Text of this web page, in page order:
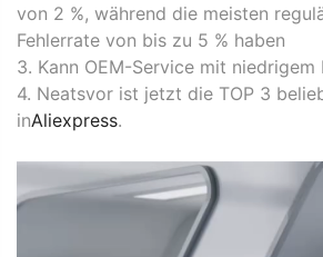
von 2 %, während die meisten
Fehlerrate von bis zu 5 % haben
3. Kann OEM-Service mit niedrigem
4. Neatsvor ist jetzt die TOP 3
inAliexpress.